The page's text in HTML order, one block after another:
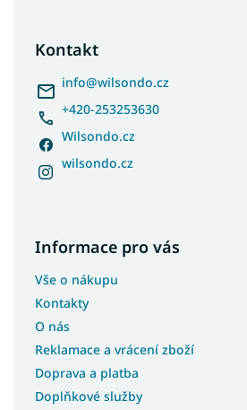
Kontakt
info@wilsondo.cz
+420-253253630
Wilsondo.cz
wilsondo.cz
Informace pro vás
Vše o nákupu
Kontakty
O nás
Reklamace a vrácení zboží
Doprava a platba
Doplňkové služby